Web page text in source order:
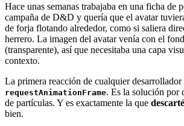
Hace unas semanas trabajaba en una ficha de
campaña de D&D y quería que el avatar
de forja flotando alrededor, como si saliera
herrero. La imagen del avatar venía con el
(transparente), así que necesitaba una capa
contexto.
La primera reacción de cualquier desarrollador
requestAnimationFrame. Es la solución por
de partículas. Y es exactamente la que descarté
bien.